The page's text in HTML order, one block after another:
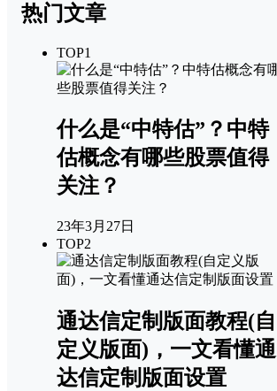
热门文章
TOP1
什么是“中特估”？中特
估概念有哪些股票值得
关注？
23年3月27日
TOP2
通达信定制版面教程(自
定义版面)，一文看懂通
达信定制版面设置